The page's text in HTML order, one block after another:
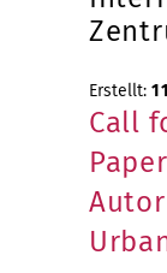
Erstellt:
Call